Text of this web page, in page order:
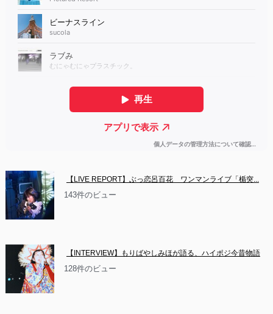
【LIVE REPORT】ぶっ恋呂百花　ワンマンライブ「楯突...
143件のビュー
【INTERVIEW】もりばやしみほが語る、ハイポジ今昔物語
128件のビュー